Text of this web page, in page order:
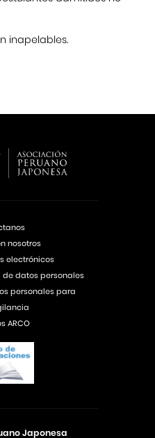
inapelables.
Japonesa
nosotros
electrónicos
datos personales
personales para
ARCO